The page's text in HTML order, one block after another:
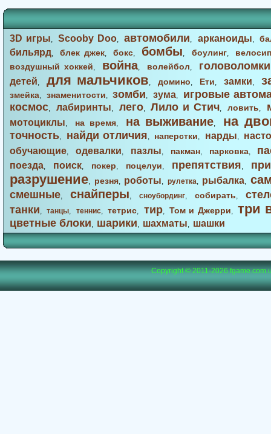
3D игры,Scooby Doo,автомобили, арканоиды,
бильярд,блек джек,бокс, бомбы, боулинг,
воздушный хоккей, война, волейбол, головоломки
детей, для мальчиков, домино, Ети, замки,
змейка, знаменитости,зомби, зума,
игровые
космос, лабиринты, лего,Лило и Стич,ловить,
мотоциклы, на время, на выживание, на
точность, найди отличия, наперстки, нарды,
обучающие, одевалки, пазлы, пакман, парковка,
поезда, поиск, покер, поцелуи, препятствия,
разрушение, резня, роботы, рулетка, рыбалка,
смешные, снайперы, сноубординг, собирать,
танки,танцы, теннис,тетрис, тир,Том и Джерри, три
цветные блоки, шарики, шахматы, шашки
Copyright © 2011-2026